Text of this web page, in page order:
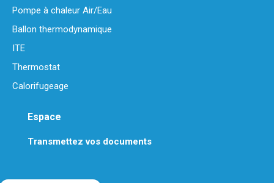
Pompe à chaleur Air/Eau
Ballon thermodynamique
ITE
Thermostat
Calorifugeage
Espace
Transmettez vos documents